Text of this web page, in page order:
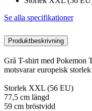
Se alla specifikationer
Produktbeskrivning
Grå T-shirt med Pokemon
motsvarar europeisk
Storlek XXL (56 EU)
77,5 cm längd
59 cm bröstvidd